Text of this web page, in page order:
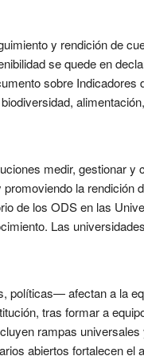
y rendición de
se quede en
sobre Indicadores
medir, gestionar y
la rendición
de los ODS en las
Las
políticas— afectan a la
tras formar a
rampas
abiertos fortalecen el